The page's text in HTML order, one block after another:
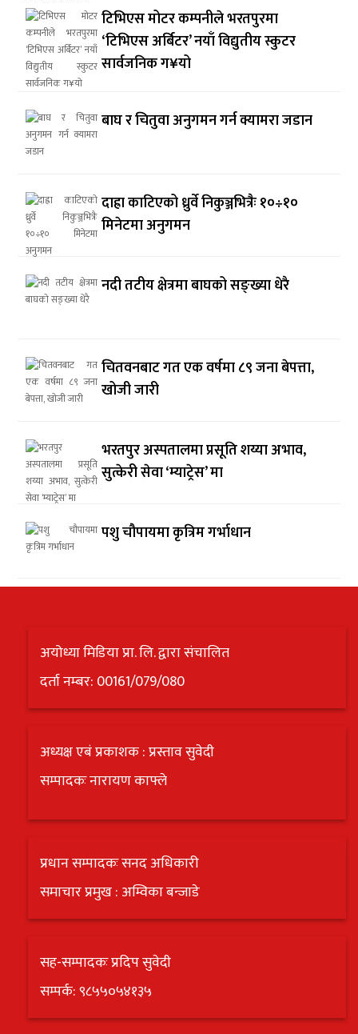
टिभिएस मोटर कम्पनीले भरतपुरमा
‘टिभिएस अर्बिटर’ नयाँ विद्युतीय स्कुटर
सार्वजनिक ग¥यो
बाघ र चितुवा अनुगमन गर्न क्यामरा जडान
दाह्रा काटिएको ध्रुर्वे निकुञ्जभित्रैः १०÷१०
मिनेटमा अनुगमन
नदी तटीय क्षेत्रमा बाघको सङ्ख्या धेरै
चितवनबाट गत एक वर्षमा ८९ जना बेपत्ता,
खोजी जारी
भरतपुर अस्पतालमा प्रसूति शय्या अभाव,
सुत्केरी सेवा ‘म्याट्रेस’ मा
पशु चौपायमा कृत्रिम गर्भाधान
अयोध्या मिडिया प्रा. लि. द्वारा संचालित
दर्ता नम्बर: 00161/079/080
अध्यक्ष एबं प्रकाशक : प्रस्ताव सुवेदी
सम्पादकः नारायण काफ्ले
प्रधान सम्पादकः सनद अधिकारी
समाचार प्रमुख : अम्विका बन्जाडे
सह-सम्पादकः प्रदिप सुवेदी
सम्पर्क: ९८५५०५४१३५